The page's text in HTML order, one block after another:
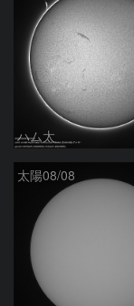
ハム太
太陽08/08